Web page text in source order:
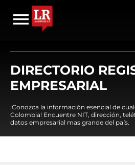
DIRECTORIO
EMPRESARIAL
¡Conozca la información esencial de
Colombia! Encuentre NIT, dirección,
datos empresarial mas grande del país.